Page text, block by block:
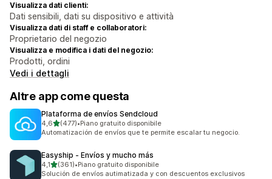
Visualizza dati clienti:
Dati sensibili, dati su dispositivo e attività
Visualizza dati di staff e collaboratori:
Proprietario del negozio
Visualizza e modifica i dati del negozio:
Prodotti, ordini
Vedi i dettagli
Altre app come questa
Plataforma de envíos Sendcloud
4,6stelle su 5
(477)
477 recensioni totali
•Piano gratuito disponibile
Automatización de envíos que te permite escalar tu negocio.
Easyship ‑ Envíos y mucho más
4,1stelle su 5
(361)
361 recensioni totali
•Piano gratuito disponibile
Solución de envíos autimatizada y con descuentos exclusivos